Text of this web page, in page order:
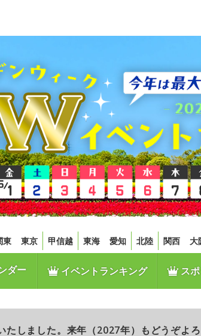
東 東京 甲信越 東海 愛知 北陸 関西 大
ダー イベントランキング スポ
たしました。来年（2027年）もどうぞよろ